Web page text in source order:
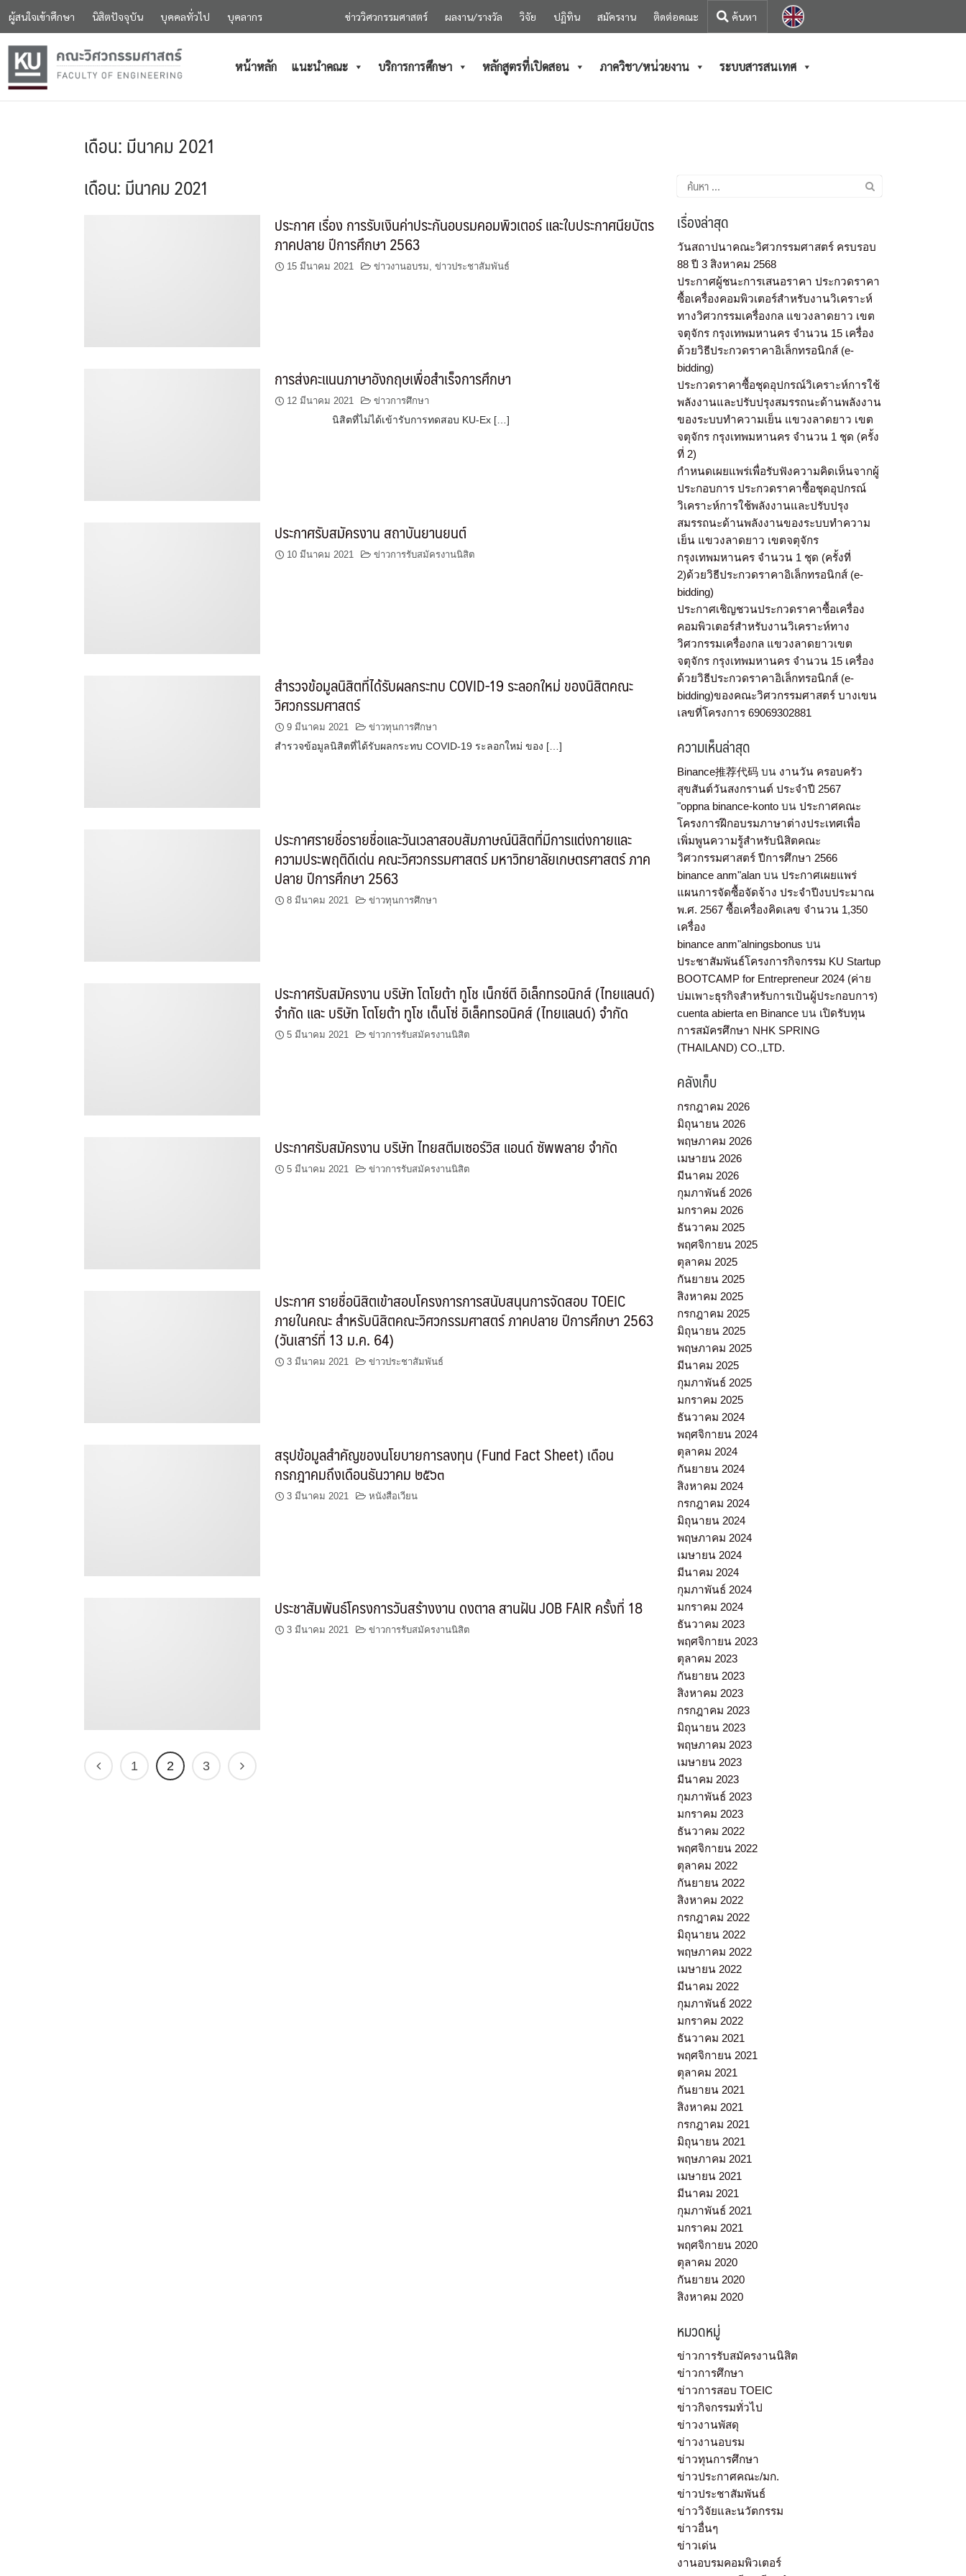
ผู้สนใจเข้าศึกษา นิสิตปัจจุบัน บุคคลทั่วไป บุคลากร ข่าววิศวกรรมศาสตร์ ผลงาน/รางวัล วิจัย ปฏิทิน สมัครงาน ติดต่อคณะ
หน้าหลัก แนะนำคณะ บริการการศึกษา หลักสูตรที่เปิดสอน ภาควิชา/หน่วยงาน ระบบสารสนเทศ
เดือน:มีนาคม 2021
เดือน:มีนาคม 2021
ประกาศ เรื่อง การรับเงินค่าประกันอบรมคอมพิวเตอร์ และใบประกาศนียบัตร
ภาคปลาย ปีการศึกษา 2563
15 มีนาคม 2021 ข่าวงานอบรม ,ข่าวประชาสัมพันธ์
การส่งคะแนนภาษาอังกฤษเพื่อสำเร็จการศึกษา
12 มีนาคม 2021 ข่าวการศึกษา
นิสิตที่ไม่ได้เข้ารับการทดสอบ KU-Ex […]
ประกาศรับสมัครงาน สถาบันยานยนต์
10 มีนาคม 2021 ข่าวการรับสมัครงานนิสิต
สำรวจข้อมูลนิสิตที่ได้รับผลกระทบ COVID-19 ระลอกใหม่ ของนิสิตคณะ
วิศวกรรมศาสตร์
9 มีนาคม 2021 ข่าวทุนการศึกษา
สำรวจข้อมูลนิสิตที่ได้รับผลกระทบ COVID-19 ระลอกใหม่ ของ […]
ประกาศรายชื่อรายชื่อและวันเวลาสอบสัมภาษณ์นิสิตที่มีการแต่งกายและ
ความประพฤติดีเด่น คณะวิศวกรรมศาสตร์ มหาวิทยาลัยเกษตรศาสตร์ ภาค
ปลาย ปีการศึกษา 2563
8 มีนาคม 2021 ข่าวทุนการศึกษา
ประกาศรับสมัครงาน บริษัท โตโยต้า ทูโช เน็กซ์ตี อิเล็กทรอนิกส์ (ไทยแลนด์)
จำกัด และ บริษัท โตโยต้า ทูโช เด็นโซ่ อิเล็คทรอนิคส์ (ไทยแลนด์) จำกัด
5 มีนาคม 2021 ข่าวการรับสมัครงานนิสิต
ประกาศรับสมัครงาน บริษัท ไทยสตีมเซอร์วิส แอนด์ ซัพพลาย จำกัด
5 มีนาคม 2021 ข่าวการรับสมัครงานนิสิต
ประกาศ รายชื่อนิสิตเข้าสอบโครงการการสนับสนุนการจัดสอบ TOEIC
ภายในคณะ สำหรับนิสิตคณะวิศวกรรมศาสตร์ ภาคปลาย ปีการศึกษา 2563
(วันเสาร์ที่ 13 ม.ค. 64)
3 มีนาคม 2021 ข่าวประชาสัมพันธ์
สรุปข้อมูลสำคัญของนโยบายการลงทุน (Fund Fact Sheet) เดือน
กรกฎาคมถึงเดือนธันวาคม ๒๕๖๓
3 มีนาคม 2021 หนังสือเวียน
ประชาสัมพันธ์โครงการวันสร้างงาน ดงตาล สานฝัน JOB FAIR ครั้งที่ 18
3 มีนาคม 2021 ข่าวการรับสมัครงานนิสิต
1 2 3
เรื่องล่าสุด
วันสถาปนาคณะวิศวกรรมศาสตร์ ครบรอบ
88 ปี 3 สิงหาคม 2568
ประกาศผู้ชนะการเสนอราคา ประกวดราคา
ซื้อเครื่องคอมพิวเตอร์สำหรับงานวิเคราะห์
ทางวิศวกรรมเครื่องกล แขวงลาดยาว เขต
จตุจักร กรุงเทพมหานคร จำนวน 15 เครื่อง
ด้วยวิธีประกวดราคาอิเล็กทรอนิกส์ (e-
bidding)
ประกวดราคาซื้อชุดอุปกรณ์วิเคราะห์การใช้
พลังงานและปรับปรุงสมรรถนะด้านพลังงาน
ของระบบทำความเย็น แขวงลาดยาว เขต
จตุจักร กรุงเทพมหานคร จำนวน 1 ชุด (ครั้ง
ที่ 2)
กำหนดเผยแพร่เพื่อรับฟังความคิดเห็นจากผู้
ประกอบการ ประกวดราคาซื้อชุดอุปกรณ์
วิเคราะห์การใช้พลังงานและปรับปรุง
สมรรถนะด้านพลังงานของระบบทำความ
เย็น แขวงลาดยาว เขตจตุจักร
กรุงเทพมหานคร จำนวน 1 ชุด (ครั้งที่
2)ด้วยวิธีประกวดราคาอิเล็กทรอนิกส์ (e-
bidding)
ประกาศเชิญชวนประกวดราคาซื้อเครื่อง
คอมพิวเตอร์สำหรับงานวิเคราะห์ทาง
วิศวกรรมเครื่องกล แขวงลาดยาวเขต
จตุจักร กรุงเทพมหานคร จำนวน 15 เครื่อง
ด้วยวิธีประกวดราคาอิเล็กทรอนิกส์ (e-
bidding)ของคณะวิศวกรรมศาสตร์ บางเขน
เลขที่โครงการ 69069302881
ความเห็นล่าสุด
Binance推荐代码 บน งานวัน ครอบครัว
สุขสันต์วันสงกรานต์ ประจำปี 2567
"oppna binance-konto บนประกาศคณะ
โครงการฝึกอบรมภาษาต่างประเทศเพื่อ
เพิ่มพูนความรู้สำหรับนิสิตคณะ
วิศวกรรมศาสตร์ ปีการศึกษา 2566
binance anm"alan บนประกาศเผยแพร่
แผนการจัดซื้อจัดจ้าง ประจำปีงบประมาณ
พ.ศ. 2567 ซื้อเครื่องคิดเลข จำนวน 1,350
เครื่อง
binance anm"alningsbonus บน
ประชาสัมพันธ์โครงการกิจกรรม KU Startup
BOOTCAMP for Entrepreneur 2024 (ค่าย
บ่มเพาะธุรกิจสำหรับการเป้นผู้ประกอบการ)
cuenta abierta en Binance บน เปิดรับทุน
การสมัครศึกษา NHK SPRING
(THAILAND) CO.,LTD.
คลังเก็บ
กรกฎาคม 2026
มิถุนายน 2026
พฤษภาคม 2026
เมษายน 2026
มีนาคม 2026
กุมภาพันธ์ 2026
มกราคม 2026
ธันวาคม 2025
พฤศจิกายน 2025
ตุลาคม 2025
กันยายน 2025
สิงหาคม 2025
กรกฎาคม 2025
มิถุนายน 2025
พฤษภาคม 2025
มีนาคม 2025
กุมภาพันธ์ 2025
มกราคม 2025
ธันวาคม 2024
พฤศจิกายน 2024
ตุลาคม 2024
กันยายน 2024
สิงหาคม 2024
กรกฎาคม 2024
มิถุนายน 2024
พฤษภาคม 2024
เมษายน 2024
มีนาคม 2024
กุมภาพันธ์ 2024
มกราคม 2024
ธันวาคม 2023
พฤศจิกายน 2023
ตุลาคม 2023
กันยายน 2023
สิงหาคม 2023
กรกฎาคม 2023
มิถุนายน 2023
พฤษภาคม 2023
เมษายน 2023
มีนาคม 2023
กุมภาพันธ์ 2023
มกราคม 2023
ธันวาคม 2022
พฤศจิกายน 2022
ตุลาคม 2022
กันยายน 2022
สิงหาคม 2022
กรกฎาคม 2022
มิถุนายน 2022
พฤษภาคม 2022
เมษายน 2022
มีนาคม 2022
กุมภาพันธ์ 2022
มกราคม 2022
ธันวาคม 2021
พฤศจิกายน 2021
ตุลาคม 2021
กันยายน 2021
สิงหาคม 2021
กรกฎาคม 2021
มิถุนายน 2021
พฤษภาคม 2021
เมษายน 2021
มีนาคม 2021
กุมภาพันธ์ 2021
มกราคม 2021
พฤศจิกายน 2020
ตุลาคม 2020
กันยายน 2020
สิงหาคม 2020
หมวดหมู่
ข่าวการรับสมัครงานนิสิต
ข่าวการศึกษา
ข่าวการสอบ TOEIC
ข่าวกิจกรรมทั่วไป
ข่าวงานพัสดุ
ข่าวงานอบรม
ข่าวทุนการศึกษา
ข่าวประกาศคณะ/มก.
ข่าวประชาสัมพันธ์
ข่าววิจัยและนวัตกรรม
ข่าวอื่นๆ
ข่าวเด่น
งานอบรมคอมพิวเตอร์